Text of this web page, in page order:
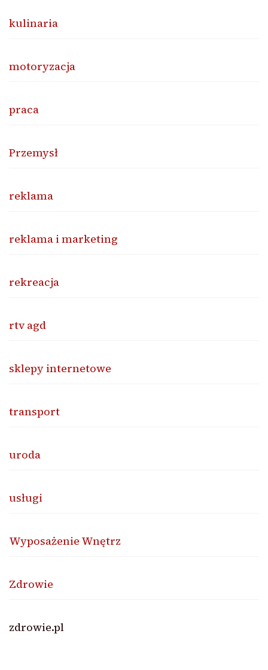
kulinaria
motoryzacja
praca
Przemysł
reklama
reklama i marketing
rekreacja
rtv agd
sklepy internetowe
transport
uroda
usługi
Wyposażenie Wnętrz
Zdrowie
zdrowie.pl